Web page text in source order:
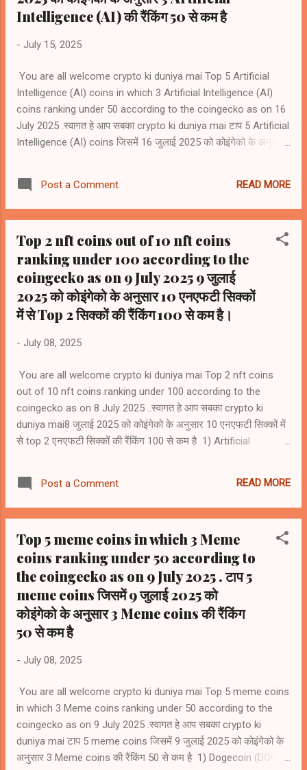
Intelligence (AI) की रैंकिंग 50 से कम है
- July 15, 2025
You are all welcome crypto ki duniya mai Top 5 Artificial
Intelligence (AI) coins in which 3 Artificial Intelligence (AI)
coins ranking under 50 according to the coingecko as on 16
July 2025 .स्वागत हे आप सबका crypto ki duniya mai टाप 5 Artificial
Intelligence (AI) coins जिसमें 16 जुलाई 2025 को कोइंगेको के अनुसार
Bittensor (TAO) #rank38 2) NEAR Protocol (NEAR)) #rank43
3) Internet Computer (ICP) #rank46 4) Render (RENDER)
#rank64 5) Artificial Superintelligence Alliance (FET) #rank65
Post a Comment READ MORE
Top 2 nft coins out of 10 nft coins
ranking under 100 according to the
coingecko as on 9 July 2025 9 जुलाई
2025 को कोइंगेको के अनुसार 10 एनएफटी सिक्कों
में से Top 2 सिक्कों की रैंकिंग 100 से कम है।
- July 08, 2025
You are all welcome crypto ki duniya mai Top 2 nft coins
out of 10 nft coins ranking under 100 according to the
coingecko as on 8 July 2025 ..स्वागत हे आप सबका crypto ki
duniya mai8 जुलाई 2025 को कोइंगेको के अनुसार 10 एनएफटी सिक्कों में
से top 2 एनएफटी सिक्कों की रैंकिंग 100 से कम है 1) Artificial
#rank116 5) Gala (GALA) #rank127 6) Ethereum Name
Service (ENS) #rank130 7) The Sandbox (SAND) #rank132 8)
#rank155 10) Apecoin (APE) #rank161
Post a Comment READ MORE
Top 5 meme coins in which 3 Meme
coins ranking under 50 according to
the coingecko as on 9 July 2025 . टाप 5
meme coins जिसमें 9 जुलाई 2025 को
कोइंगेको के अनुसार 3 Meme coins की रैंकिंग
50 से कम है
- July 08, 2025
You are all welcome crypto ki duniya mai Top 5 meme coins
in which 3 Meme coins ranking under 50 according to the
coingecko as on 9 July 2025 .स्वागत हे आप सबका crypto ki
duniya mai टाप 5 meme coins जिसमें 9 जुलाई 2025 को कोइंगेको के
अनुसार 3 Meme coins की रैंकिंग 50 से कम है 1) Dogecoin (DOGE)